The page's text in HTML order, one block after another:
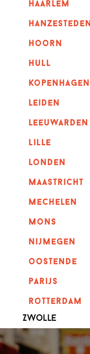
haarlem
hanzesteden
hoorn
hull
kopenhagen
leiden
leeuwarden
lille
londen
maastricht
mechelen
mons
nijmegen
oostende
parijs
rotterdam
Zwolle